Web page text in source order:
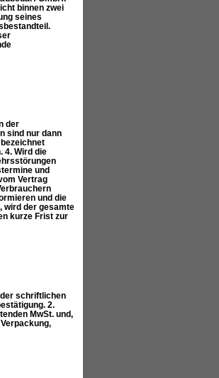
binnen zwei
seines
der
sind nur dann
4. Wird die
und
Vertrag
und die
wird der gesamte
kurze Frist zur
der schriftlichen
2.
MwSt. und,